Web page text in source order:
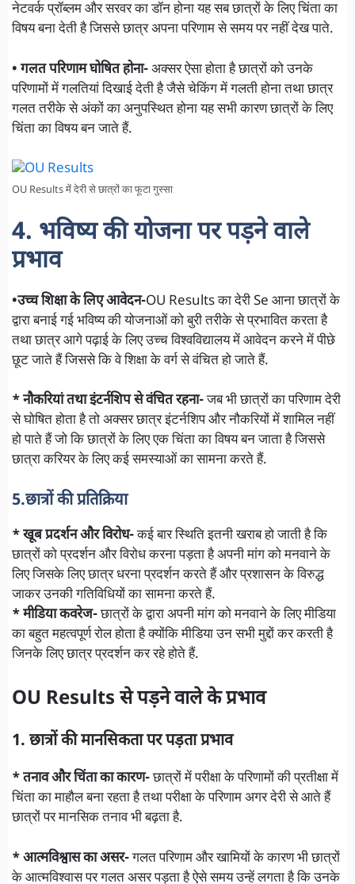
नेटवर्क प्रॉब्लम और सरवर का डॉन होना यह सब छात्रों के लिए चिंता का
विषय बना देती है जिससे छात्र अपना परिणाम से समय पर नहीं देख पाते.
• गलत परिणाम घोषित होना-अक्सर ऐसा होता है छात्रों को उनके
परिणामों में गलतियां दिखाई देती है जैसे चेकिंग में गलती होना तथा छात्र
गलत तरीके से अंकों का अनुपस्थित होना यह सभी कारण छात्रों के लिए
चिंता का विषय बन जाते हैं.
OU Results में देरी से छात्रों का फूटा गुस्सा
4. भविष्य की योजना पर पड़ने वाले
प्रभाव
•उच्च शिक्षा के लिए आवेदन-OU Results का देरी Se आना छात्रों के
द्वारा बनाई गई भविष्य की योजनाओं को बुरी तरीके से प्रभावित करता है
तथा छात्र आगे पढ़ाई के लिए उच्च विश्वविद्यालय में आवेदन करने में पीछे
छूट जाते हैं जिससे कि वे शिक्षा के वर्ग से वंचित हो जाते हैं.
* नौकरियां तथा इंटर्नशिप से वंचित रहना-जब भी छात्रों का परिणाम देरी
से घोषित होता है तो अक्सर छात्र इंटर्नशिप और नौकरियों में शामिल नहीं
हो पाते हैं जो कि छात्रों के लिए एक चिंता का विषय बन जाता है जिससे
छात्रा करियर के लिए कई समस्याओं का सामना करते हैं.
5.छात्रों की प्रतिक्रिया
* खूब प्रदर्शन और विरोध-कई बार स्थिति इतनी खराब हो जाती है कि
छात्रों को प्रदर्शन और विरोध करना पड़ता है अपनी मांग को मनवाने के
लिए जिसके लिए छात्र धरना प्रदर्शन करते हैं और प्रशासन के विरुद्ध
जाकर उनकी गतिविधियों का सामना करते हैं.
* मीडिया कवरेज-छात्रों के द्वारा अपनी मांग को मनवाने के लिए मीडिया
का बहुत महत्वपूर्ण रोल होता है क्योंकि मीडिया उन सभी मुद्दों कर करती है
जिनके लिए छात्र प्रदर्शन कर रहे होते हैं.
OU Results से पड़ने वाले के प्रभाव
1. छात्रों की मानसिकता पर पड़ता प्रभाव
* तनाव और चिंता का कारण-छात्रों में परीक्षा के परिणामों की प्रतीक्षा में
चिंता का माहौल बना रहता है तथा परीक्षा के परिणाम अगर देरी से आते हैं
छात्रों पर मानसिक तनाव भी बढ़ता है.
* आत्मविश्वास का असर-गलत परिणाम और खामियों के कारण भी छात्रों
के आत्मविश्वास पर गलत असर पड़ता है ऐसे समय उन्हें लगता है कि उनके